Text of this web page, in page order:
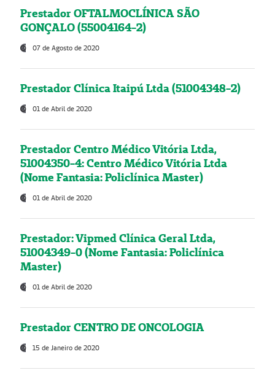
Prestador OFTALMOCLÍNICA SÃO
GONÇALO (55004164-2)
07 de Agosto de 2020
Prestador Clínica Itaipú Ltda (51004348-2)
01 de Abril de 2020
Prestador Centro Médico Vitória Ltda,
51004350-4: Centro Médico Vitória Ltda
(Nome Fantasia: Policlínica Master)
01 de Abril de 2020
Prestador: Vipmed Clínica Geral Ltda,
51004349-0 (Nome Fantasia: Policlínica
Master)
01 de Abril de 2020
Prestador CENTRO DE ONCOLOGIA
15 de Janeiro de 2020